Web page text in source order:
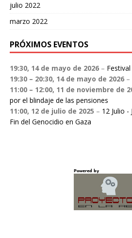
julio 2022
marzo 2022
PRÓXIMOS EVENTOS
19:30, 14 de mayo de 2026 –
19:30 – 20:30, 14 de mayo de 2026 –
11:00 – 12:00, 11 de noviembre de
por el blindaje de las pensiones
11:00, 12 de julio de 2025 – 12 Julio
Fin del Genocidio en Gaza